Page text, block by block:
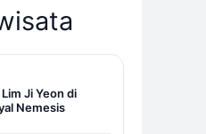
Ji Yeon di
Nemesis